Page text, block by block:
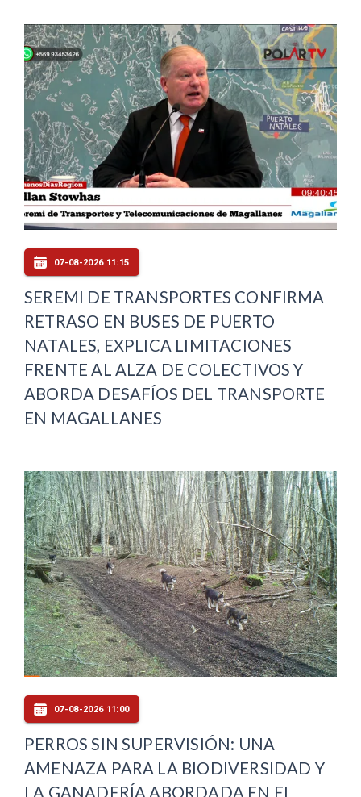
07-08-2026 11:15
SEREMI DE TRANSPORTES CONFIRMA
RETRASO EN BUSES DE PUERTO
NATALES, EXPLICA LIMITACIONES
FRENTE AL ALZA DE COLECTIVOS Y
ABORDA DESAFÍOS DEL TRANSPORTE
EN MAGALLANES
07-08-2026 11:00
PERROS SIN SUPERVISIÓN: UNA
AMENAZA PARA LA BIODIVERSIDAD Y
LA GANADERÍA ABORDADA EN EL